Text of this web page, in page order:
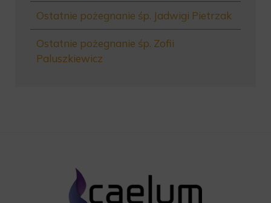
Ostatnie pożegnanie śp. Jadwigi Pietrzak
Ostatnie pożegnanie śp. Zofii
Paluszkiewicz